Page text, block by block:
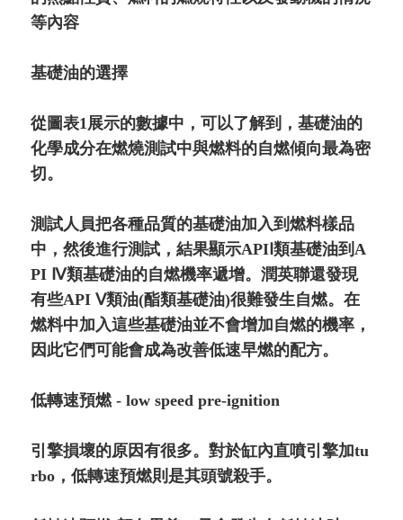
等內容
基礎油的選擇
從圖表1展示的數據中，可以了解到，基礎油的
化學成分在燃燒測試中與燃料的自燃傾向最為密
切。
測試人員把各種品質的基礎油加入到燃料樣品
中，然後進行測試，結果顯示APIⅠ類基礎油到A
PI Ⅳ類基礎油的自燃機率遞增。潤英聯還發現
有些API Ⅴ類油(酯類基礎油)很難發生自燃。在
燃料中加入這些基礎油並不會增加自燃的機率，
因此它們可能會成為改善低速早燃的配方。
低轉速預燃 - low speed pre-ignition
引擎損壞的原因有很多。對於缸內直噴引擎加tu
rbo，低轉速預燃則是其頭號殺手。